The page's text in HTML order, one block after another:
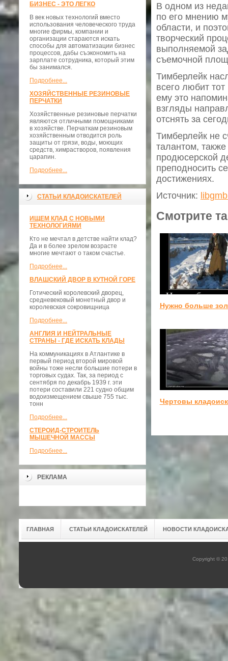
БИЗНЕС - ЭТО ЛЕГКО
В век новых технологий вместо
использования человеческого труда
многие фирмы, компании и
организации стараются искать
способы для автоматизации бизнес
процессов, дабы съэкономить на
зарплате сотрудника, который этим
бы занимался.
Подробнее...
ХОЗЯЙСТВЕННЫЕ РЕЗИНОВЫЕ
ПЕРЧАТКИ
Хозяйственные резиновые перчатки
являются отличными помощниками
в хозяйстве. Перчаткам резиновым
хозяйственным отводится роль
защиты от грязи, воды, моющих
средств, химрастворов, появления
царапин.
Подробнее...
СТАТЬИ КЛАДОИСКАТЕЛЕЙ
ИЩЕМ КЛАД С НОВЫМИ
ТЕХНОЛОГИЯМИ
Кто не мечтал в детстве найти клад?
Да и в более зрелом возрасте
многие мечтают о таком счастье.
Подробнее...
ВЛАШСКИЙ ДВОР В КУТНОЙ ГОРЕ
Готический королевский дворец,
средневековый монетный двор и
королевская сокровищница
Подробнее...
АНГЛИЯ И НЕЙТРАЛЬНЫЕ
СТРАНЫ - ГДЕ ИСКАТЬ КЛАДЫ
На коммуникациях в Атлантике в
первый период второй мировой
войны тоже несли большие потери в
торговых судах. Так, за период с
сентября по декабрь 1939 г. эти
потери составили 221 судно общим
водоизмещением свыше 755 тыс.
тонн
Подробнее...
СТЕРОИД-СТРОИТЕЛЬ
МЫШЕЧНОЙ МАССЫ
Подробнее...
РЕКЛАМА
В одном из
по его мнению
области, и
творческий
выполняемой
съемочной
Тимберлейк
всего любит
ему это
взгляды
отснять за
Тимберлейк не
талантом,
продюсерской
преподносить
достижениях.
Источник:
Смотрите
Нужно больше
Чертовы
ГЛАВНАЯ СТАТЬИ КЛАДОИСКАТЕЛЕЙ НОВОСТИ
Copyright ©